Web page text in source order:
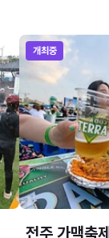
개최중
전주 가맥축